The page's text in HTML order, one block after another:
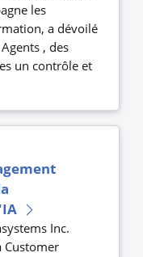
les
a dévoilé
, des
un contrôle et
Inc.
Customer